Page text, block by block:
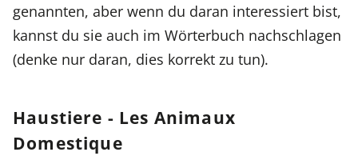
genannten, aber wenn du daran interessiert bist,
kannst du sie auch im Wörterbuch nachschlagen
(denke nur daran, dies korrekt zu tun).
Haustiere - Les Animaux
Domestique